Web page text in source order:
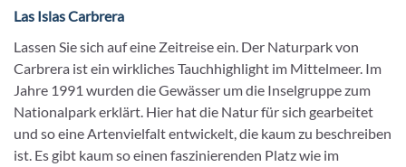
Las Islas Carbrera
Lassen Sie sich auf eine Zeitreise ein. Der Naturpark von
Carbrera ist ein wirkliches Tauchhighlight im Mittelmeer. Im
Jahre 1991 wurden die Gewässer um die Inselgruppe zum
Nationalpark erklärt. Hier hat die Natur für sich gearbeitet
und so eine Artenvielfalt entwickelt, die kaum zu beschreiben
ist. Es gibt kaum so einen faszinierenden Platz wie im